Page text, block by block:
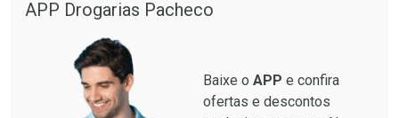
APP Drogarias Pacheco
Baixe o APP e confira
ofertas e descontos